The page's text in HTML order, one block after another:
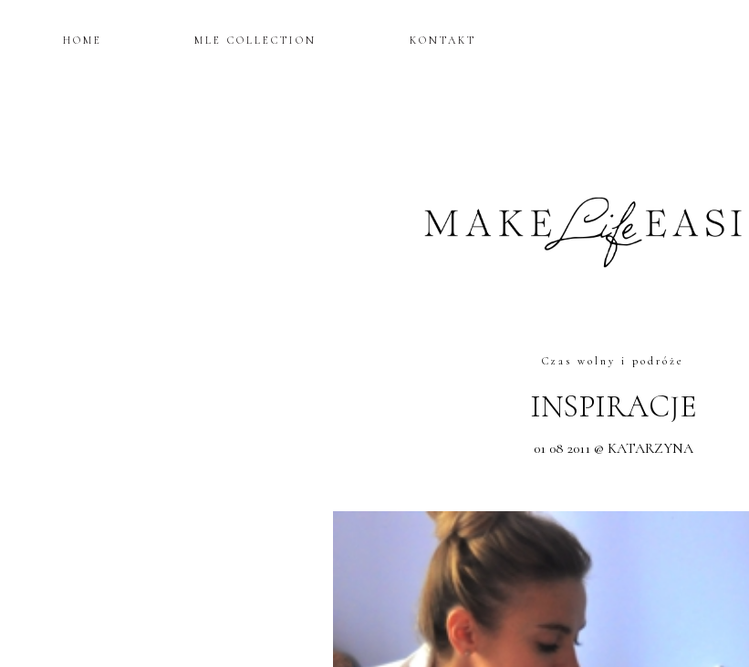
HOME MLE COLLECTION KONTAKT
Czas wolny i podróże
INSPIRACJE
01 08 2011 @ KATARZYNA